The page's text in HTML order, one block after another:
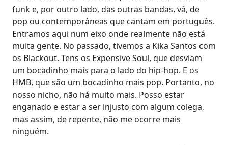
funk e, por outro lado, das outras bandas, vá, de
pop ou contemporâneas que cantam em português.
Entramos aqui num eixo onde realmente não está
muita gente. No passado, tivemos a Kika Santos com
os Blackout. Tens os Expensive Soul, que desviam
um bocadinho mais para o lado do hip-hop. E os
HMB, que são um bocadinho mais pop. Portanto, no
nosso nicho, não há muito mais. Posso estar
enganado e estar a ser injusto com algum colega,
mas assim, de repente, não me ocorre mais
ninguém.